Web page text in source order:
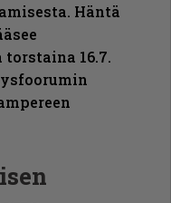
Häntä
16.7.